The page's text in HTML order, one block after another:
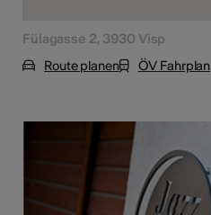
Fülagasse 2, 3930 Visp
Route planen
ÖV Fahrplan